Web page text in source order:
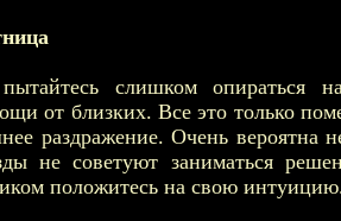
слишком опираться
от близких. Все это только
раздражение. Очень вероятна
не советуют заниматься
положитесь на свою